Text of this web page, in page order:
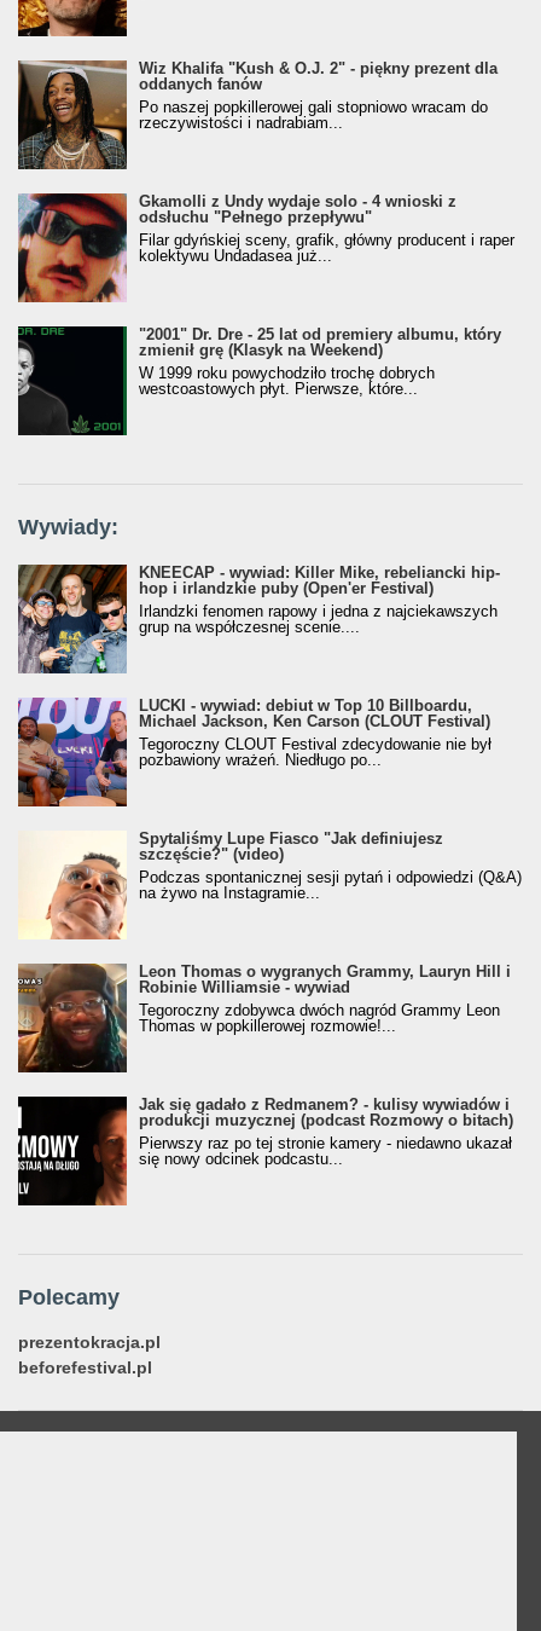
Wiz Khalifa "Kush & O.J. 2" - piękny prezent dla
oddanych fanów
Po naszej popkillerowej gali stopniowo wracam do
rzeczywistości i nadrabiam...
Gkamolli z Undy wydaje solo - 4 wnioski z
odsłuchu "Pełnego przepływu"
Filar gdyńskiej sceny, grafik, główny producent i raper
kolektywu Undadasea już...
"2001" Dr. Dre - 25 lat od premiery albumu, który
zmienił grę (Klasyk na Weekend)
W 1999 roku powychodziło trochę dobrych
westcoastowych płyt. Pierwsze, które...
Wywiady:
KNEECAP - wywiad: Killer Mike, rebeliancki hip-
hop i irlandzkie puby (Open'er Festival)
Irlandzki fenomen rapowy i jedna z najciekawszych
grup na współczesnej scenie....
LUCKI - wywiad: debiut w Top 10 Billboardu,
Michael Jackson, Ken Carson (CLOUT Festival)
Tegoroczny CLOUT Festival zdecydowanie nie był
pozbawiony wrażeń. Niedługo po...
Spytaliśmy Lupe Fiasco "Jak definiujesz
szczęście?" (video)
Podczas spontanicznej sesji pytań i odpowiedzi (Q&A)
na żywo na Instagramie...
Leon Thomas o wygranych Grammy, Lauryn Hill i
Robinie Williamsie - wywiad
Tegoroczny zdobywca dwóch nagród Grammy Leon
Thomas w popkillerowej rozmowie!...
Jak się gadało z Redmanem? - kulisy wywiadów i
produkcji muzycznej (podcast Rozmowy o bitach)
Pierwszy raz po tej stronie kamery - niedawno ukazał
się nowy odcinek podcastu...
Polecamy
prezentokracja.pl
beforefestival.pl